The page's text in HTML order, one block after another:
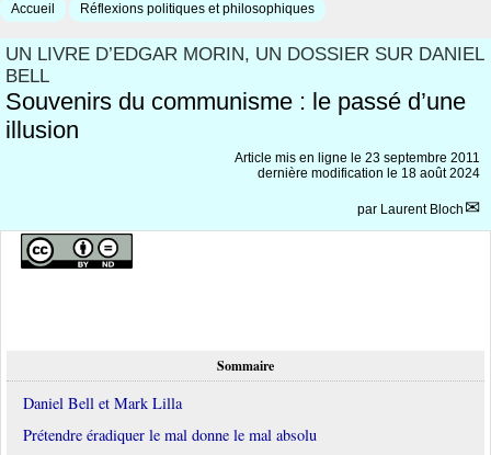
Accueil Réflexions politiques et philosophiques
UN LIVRE D’EDGAR MORIN, UN DOSSIER SUR DANIEL
BELL
Souvenirs du communisme : le passé d’une
illusion
Article mis en ligne le 23 septembre 2011
dernière modification le 18 août 2024
par Laurent Bloch
Sommaire
Daniel Bell et Mark Lilla
Prétendre éradiquer le mal donne le mal absolu